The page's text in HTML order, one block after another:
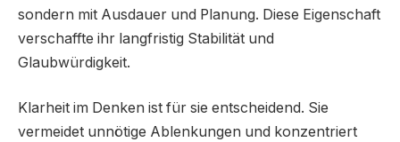
sondern mit Ausdauer und Planung. Diese Eigenschaft
verschaffte ihr langfristig Stabilität und
Glaubwürdigkeit.
Klarheit im Denken ist für sie entscheidend. Sie
vermeidet unnötige Ablenkungen und konzentriert